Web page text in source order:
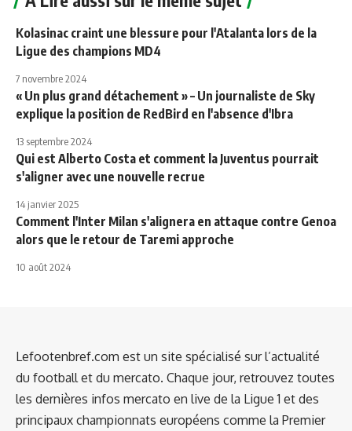
Kolasinac craint une blessure pour l'Atalanta lors de la
Ligue des champions MD4
7 novembre 2024
« Un plus grand détachement » – Un journaliste de Sky
explique la position de RedBird en l'absence d'Ibra
13 septembre 2024
Qui est Alberto Costa et comment la Juventus pourrait
s'aligner avec une nouvelle recrue
14 janvier 2025
Comment l'Inter Milan s'alignera en attaque contre Genoa
alors que le retour de Taremi approche
10 août 2024
Lefootenbref.com est un site spécialisé sur l’actualité
du football et du mercato. Chaque jour, retrouvez toutes
les dernières infos mercato en live de la Ligue 1 et des
principaux championnats européens comme la Premier